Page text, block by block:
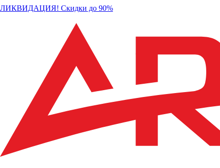
ЛИКВИДАЦИЯ! Скидки до 90%